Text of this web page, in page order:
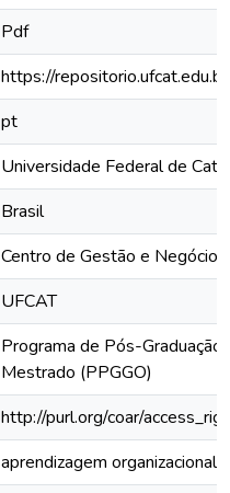
Pdf
https://
pt
Universidade Federal de
Brasil
Centro de Gestão e Negócios
UFCAT
Programa de Pós-
Mestrado (PPGGO)
http://purl.org/coar/
aprendizagem organizacional